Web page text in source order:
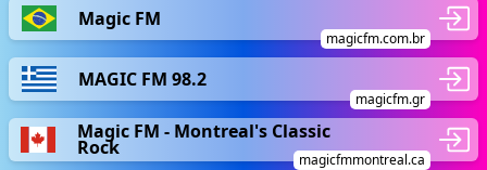
Magic FM
magicfm.com.br
MAGIC FM 98.2
magicfm.gr
Magic FM - Montreal's Classic
Rock
magicfmmontreal.ca